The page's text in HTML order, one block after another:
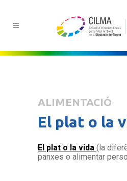
ALIMENTACIÓ
El plat o la
El plat o la vida (la
panxes o alimentar